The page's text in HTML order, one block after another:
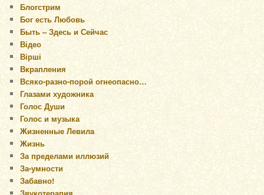
Блогстрим
Бог есть Любовь
Быть – Здесь и Сейчас
Відео
Вірші
Вкрапления
Всяко-разно-порой огнеопасно…
Глазами художника
Голос Души
Голос и музыка
Жизненные Левила
Жизнь
За пределами иллюзий
За-умности
Забавно!